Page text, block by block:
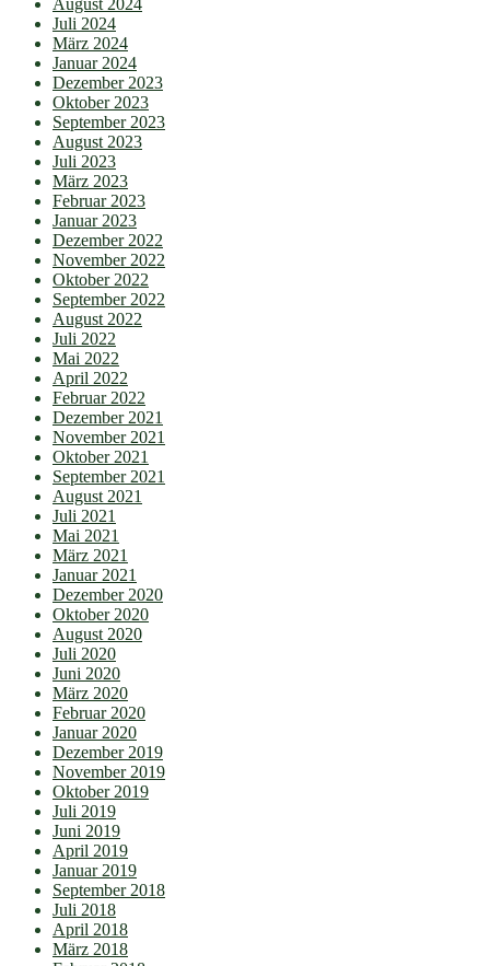
Juli 2024
März 2024
Januar 2024
Dezember 2023
Oktober 2023
September 2023
August 2023
Juli 2023
März 2023
Februar 2023
Januar 2023
Dezember 2022
November 2022
Oktober 2022
September 2022
August 2022
Juli 2022
Mai 2022
April 2022
Februar 2022
Dezember 2021
November 2021
Oktober 2021
September 2021
August 2021
Juli 2021
Mai 2021
März 2021
Januar 2021
Dezember 2020
Oktober 2020
August 2020
Juli 2020
Juni 2020
März 2020
Februar 2020
Januar 2020
Dezember 2019
November 2019
Oktober 2019
Juli 2019
Juni 2019
April 2019
Januar 2019
September 2018
Juli 2018
April 2018
März 2018